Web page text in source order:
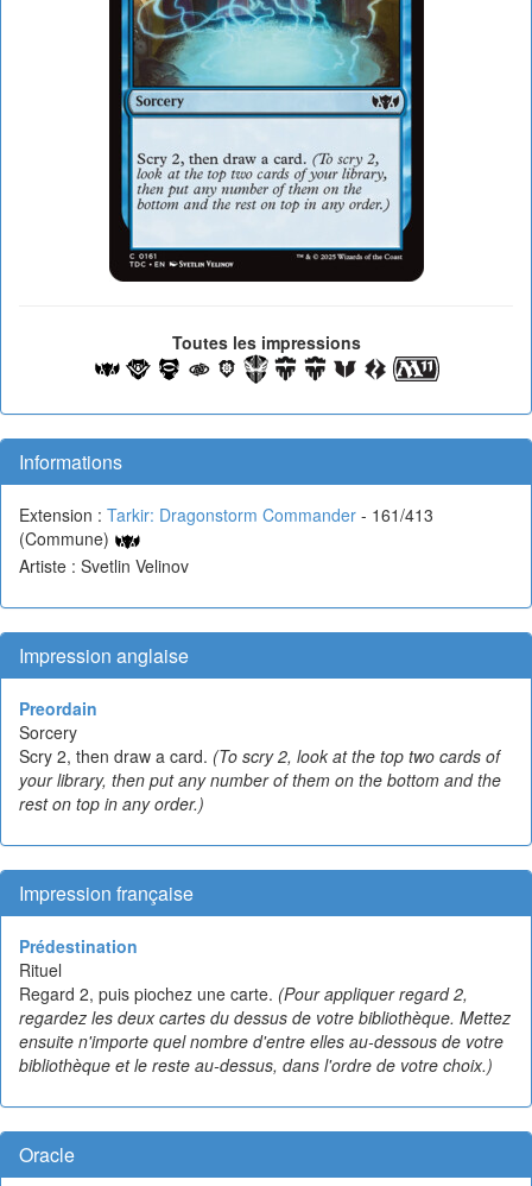
Toutes les impressions
Informations
Extension : Tarkir: Dragonstorm Commander - 161/413
(Commune)
Artiste : Svetlin Velinov
Impression anglaise
Preordain
Sorcery
Scry 2, then draw a card. (To scry 2, look at the top two cards of
your library, then put any number of them on the bottom and the
rest on top in any order.)
Impression française
Prédestination
Rituel
Regard 2, puis piochez une carte. (Pour appliquer regard 2,
regardez les deux cartes du dessus de votre bibliothèque. Mettez
ensuite n'importe quel nombre d'entre elles au-dessous de votre
bibliothèque et le reste au-dessus, dans l'ordre de votre choix.)
Oracle